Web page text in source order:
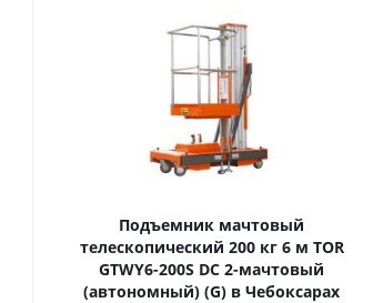
Подъемник мачтовый
телескопический 200 кг 6 м TOR
GTWY6-200S DC 2-мачтовый
(автономный) (G) в Чебоксарах